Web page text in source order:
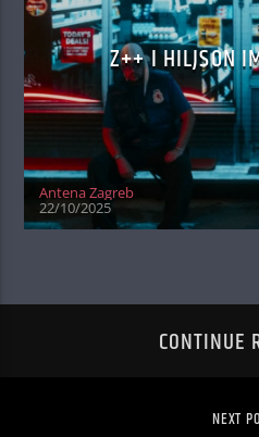
Z++ I HILJSON
Antena Zagreb
22/10/2025
CONTINUE
NEXT